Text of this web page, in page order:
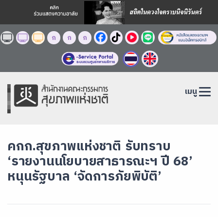
ก ก ก
เมนู
คกก.สุขภาพแห่งชาติ รับทราบ
‘รายงานนโยบายสาธารณะฯ ปี 68’
หนุนรัฐบาล ‘จัดการภัยพิบัติ’